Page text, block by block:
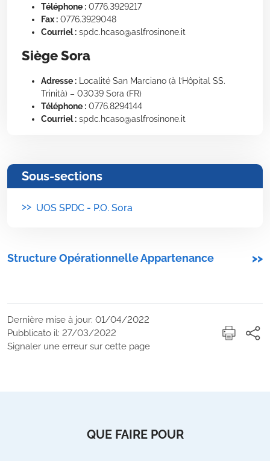
Téléphone : 0776.3929217
Fax : 0776.3929048
Courriel : spdc.hcaso@aslfrosinone.it
Siège Sora
Adresse : Localité San Marciano (à l’Hôpital SS.
Trinità) – 03039 Sora (FR)
Téléphone : 0776.8294144
Courriel : spdc.hcaso@aslfrosinone.it
Sous-sections
>> UOS SPDC - P.O. Sora
Structure Opérationnelle Appartenance >>
Dernière mise à jour: 01/04/2022
Pubblicato il: 27/03/2022
Signaler une erreur sur cette page
QUE FAIRE POUR